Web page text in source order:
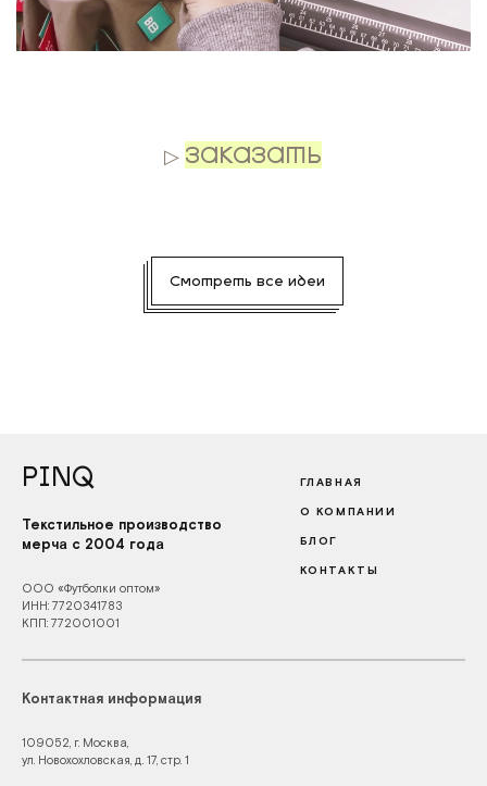
▷ ЗАКАЗАТЬ
Смотреть все идеи
PINQ
Текстильное производство
мерча с 2004 года
ООО «Футболки оптом»
ИНН: 7720341783
КПП: 772001001
ГЛАВНАЯ
О КОМПАНИИ
БЛОГ
КОНТАКТЫ
Контактная информация
109052, г. Москва,
ул. Новохохловская, д. 17, стр. 1